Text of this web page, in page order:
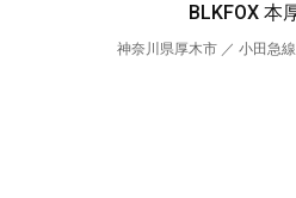
BLKFOX 本
神奈川県厚木市 ／ 小田急